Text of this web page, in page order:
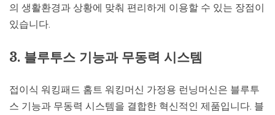
의 생활환경과 상황에 맞춰 편리하게 이용할 수 있는 장점이
있습니다.
3. 블루투스 기능과 무동력 시스템
접이식 워킹패드 홈트 워킹머신 가정용 런닝머신은 블루투
스 기능과 무동력 시스템을 결합한 혁신적인 제품입니다. 블